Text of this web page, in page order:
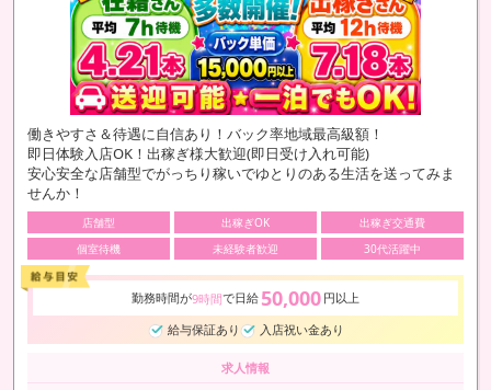
働きやすさ＆待遇に自信あり！バック率地域最高級額！
即日体験入店OK！出稼ぎ様大歓迎(即日受け入れ可能)
安心安全な店舗型でがっちり稼いでゆとりのある生活を送ってみま
せんか！
店舗型 出稼ぎOK
出稼ぎ交通費
個室待機
未経験者歓迎 30代活躍中
勤務時間が9時間で日給 50,000 円以上
給与保証あり
入店祝い金あり
求人情報